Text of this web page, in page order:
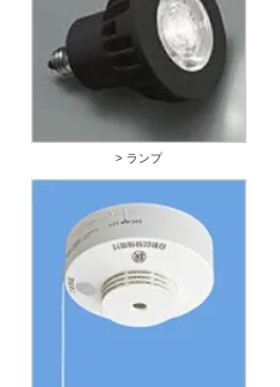
> ランプ